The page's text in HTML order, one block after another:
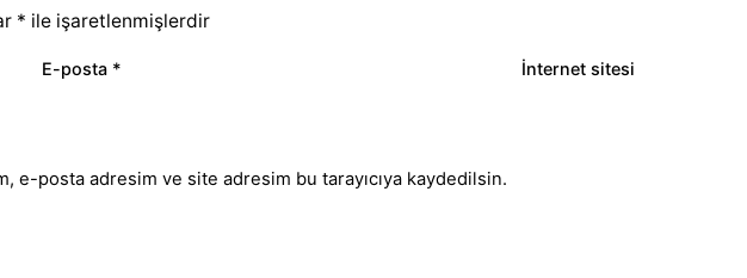
* ile işaretlenmişlerdir
E-posta * İnternet sitesi
e-posta adresim ve site adresim bu tarayıcıya kaydedilsin.